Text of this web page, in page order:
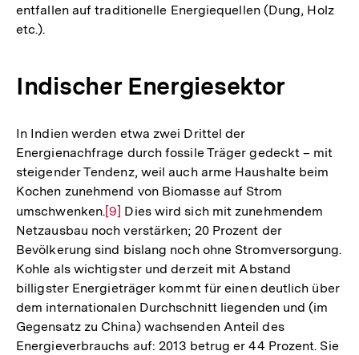
entfallen auf traditionelle Energiequellen (Dung, Holz
etc.).
Indischer Energiesektor
In Indien werden etwa zwei Drittel der
Energienachfrage durch fossile Träger gedeckt – mit
steigender Tendenz, weil auch arme Haushalte beim
Kochen zunehmend von Biomasse auf Strom
umschwenken.Zur
Auflösung
der
Fußnote
[9] Dies wird sich mit zunehmendem
Netzausbau noch verstärken; 20 Prozent der
Bevölkerung sind bislang noch ohne Stromversorgung.
Kohle als wichtigster und derzeit mit Abstand
billigster Energieträger kommt für einen deutlich über
dem internationalen Durchschnitt liegenden und (im
Gegensatz zu China) wachsenden Anteil des
Energieverbrauchs auf: 2013 betrug er 44 Prozent. Sie